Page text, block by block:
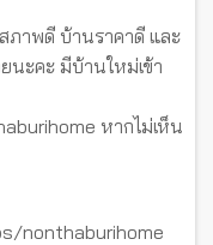
ภาพดี บ้านราคาดี และ
นะคะ มีบ้านใหม่เข้า
หากไม่เห็น
nonthaburihome